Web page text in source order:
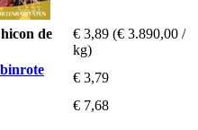
de
€ 3,89 (€ 3.890,00 /
kg)
€ 3,79
€ 7,68